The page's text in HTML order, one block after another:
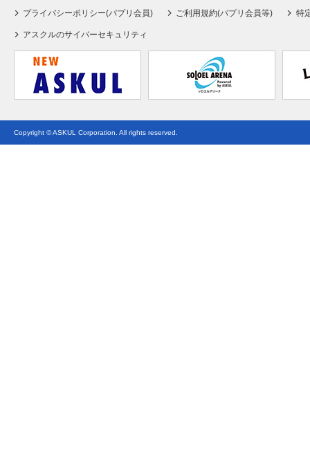
プライバシーポリシー(パプリ会員) ご利用規約(パプリ会員等) 特
アスクルのサイバーセキュリティ
Copyright © ASKUL Corporation. All rights reserved.